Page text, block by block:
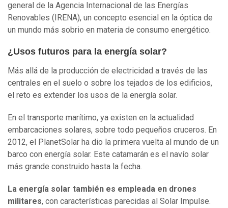
general de la Agencia Internacional de las Energías
Renovables (IRENA), un concepto esencial en la óptica de
un mundo más sobrio en materia de consumo energético.
¿Usos futuros para la energía solar?
Más allá de la producción de electricidad a través de las
centrales en el suelo o sobre los tejados de los edificios,
el reto es extender los usos de la energía solar.
En el transporte marítimo, ya existen en la actualidad
embarcaciones solares, sobre todo pequeños cruceros. En
2012, el PlanetSolar ha dio la primera vuelta al mundo de un
barco con energía solar. Este catamarán es el navío solar
más grande construido hasta la fecha.
La energía solar también es empleada en drones
militares, con características parecidas al Solar Impulse.